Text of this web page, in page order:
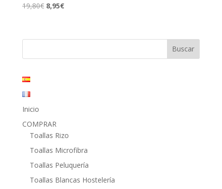
19,80€ El
era:
8,95€El
es:
Inicio
COMPRAR
Toallas Rizo
Toallas Microfibra
Toallas Peluquería
Toallas Blancas Hostelería